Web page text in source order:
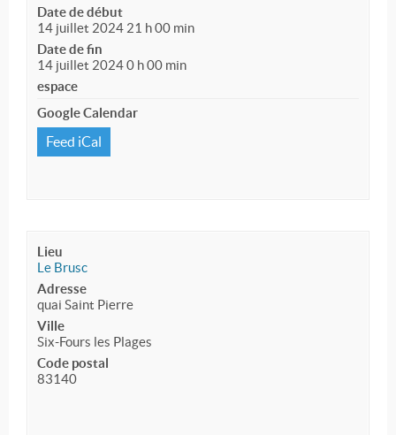
Date de début
14 juillet 2024 21 h 00 min
Date de fin
14 juillet 2024 0 h 00 min
espace
Google Calendar
Feed iCal
Lieu
Le Brusc
Adresse
quai Saint Pierre
Ville
Six-Fours les Plages
Code postal
83140